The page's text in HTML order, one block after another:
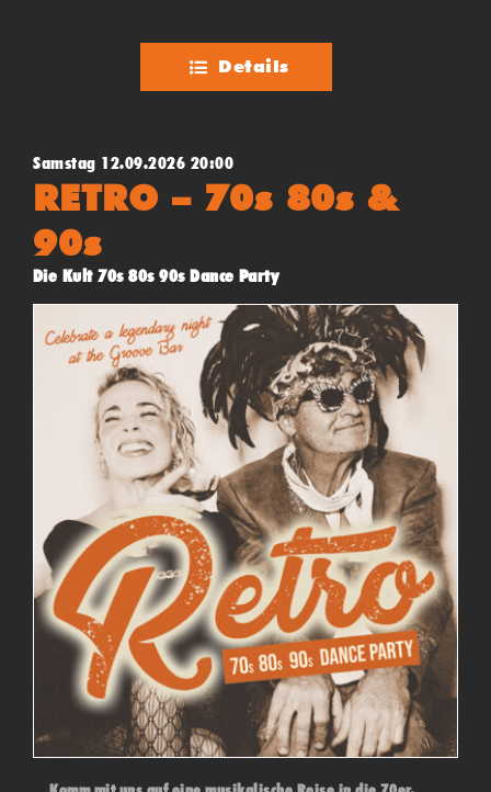
Details
Samstag 12.09.2026 20:00
RETRO – 70s 80s &
90s
Die Kult 70s 80s 90s Dance Party